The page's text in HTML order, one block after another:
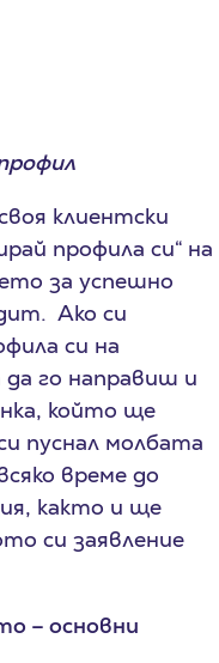
клиентски
профила си“ на
за успешно
Ако си
си на
го направиш и
който ще
пуснал молбата
време до
както и ще
си заявление
– основни